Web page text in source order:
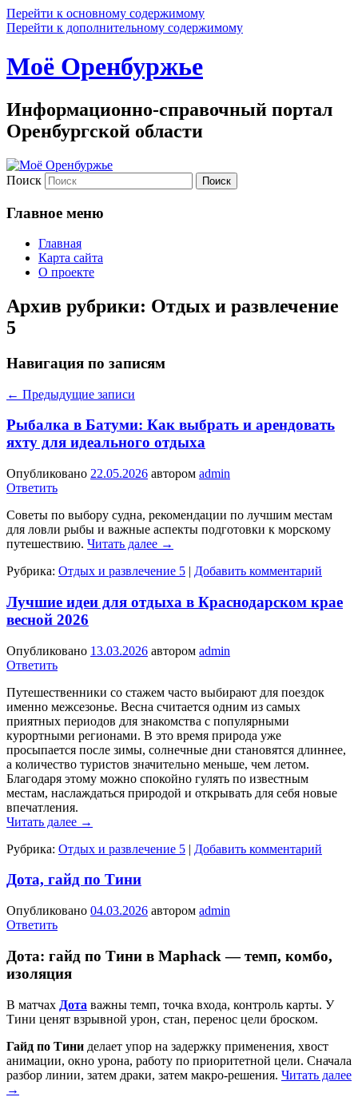
Перейти к основному содержимому
Перейти к дополнительному содержимому
Моё Оренбуржье
Информационно-справочный портал
Оренбургской области
Поиск
Главное меню
Главная
Карта сайта
О проекте
Архив рубрики: Отдых и развлечение
5
Навигация по записям
← Предыдущие записи
Рыбалка в Батуми: Как выбрать и арендовать
яхту для идеального отдыха
Опубликовано 22.05.2026 автором admin
Ответить
Советы по выбору судна, рекомендации по лучшим местам
для ловли рыбы и важные аспекты подготовки к морскому
путешествию. Читать далее →
Рубрика: Отдых и развлечение 5 | Добавить комментарий
Лучшие идеи для отдыха в Краснодарском крае
весной 2026
Опубликовано 13.03.2026 автором admin
Ответить
Путешественники со стажем часто выбирают для поездок
именно межсезонье. Весна считается одним из самых
приятных периодов для знакомства с популярными
курортными регионами. В это время природа уже
просыпается после зимы, солнечные дни становятся длиннее,
а количество туристов значительно меньше, чем летом.
Благодаря этому можно спокойно гулять по известным
местам, наслаждаться природой и открывать для себя новые
впечатления.
Читать далее →
Рубрика: Отдых и развлечение 5 | Добавить комментарий
Дота, гайд по Тини
Опубликовано 04.03.2026 автором admin
Ответить
Дота: гайд по Тини в Maphack — темп, комбо,
изоляция
В матчах Дота важны темп, точка входа, контроль карты. У
Тини ценят взрывной урон, стан, перенос цели броском.
Гайд по Тини делает упор на задержку применения, хвост
анимации, окно урона, работу по приоритетной цели. Сначала
разбор линии, затем драки, затем макро-решения. Читать далее
→